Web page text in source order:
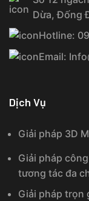
Dừa, Đống
Hotline:
Email:
Dịch Vụ
Giải pháp 3D
Giải pháp
tương tác đa
Giải pháp trọn